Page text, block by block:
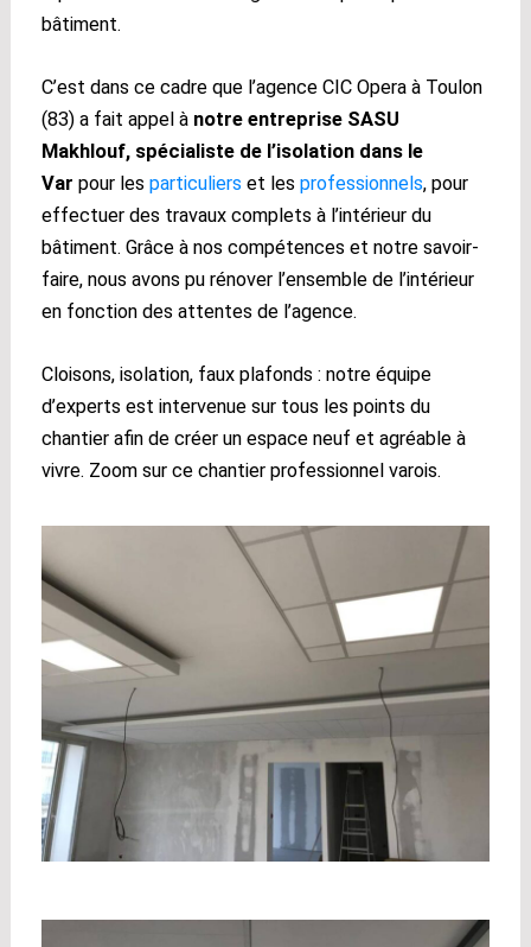
bâtiment.
C’est dans ce cadre que l’agence CIC Opera à Toulon
(83) a fait appel à notre entreprise SASU
Makhlouf, spécialiste de l’isolation dans le
Varpour les particuliers et les professionnels, pour
effectuer des travaux complets à l’intérieur du
bâtiment. Grâce à nos compétences et notre savoir-
faire, nous avons pu rénover l’ensemble de l’intérieur
en fonction des attentes de l’agence.
Cloisons, isolation, faux plafonds : notre équipe
d’experts est intervenue sur tous les points du
chantier afin de créer un espace neuf et agréable à
vivre. Zoom sur ce chantier professionnel varois.